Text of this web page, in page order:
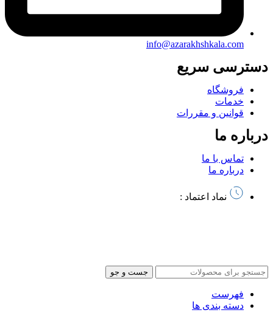
info@azarakhshkala.com
دسترسی سریع
فروشگاه
خدمات
قوانین و مقررات
درباره ما
تماس با ما
درباره ما
نماد اعتماد :
جست و جو
فهرست
دسته بندی ها